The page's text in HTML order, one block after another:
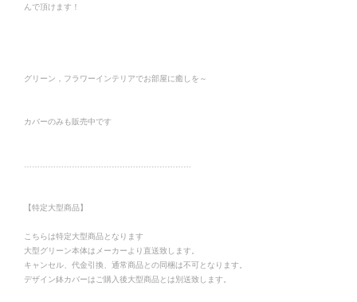
んで頂けます！
グリーン，フラワーインテリアでお部屋に癒しを～
カバーのみも販売中です
【特定大型商品】
こちらは特定大型商品となります
大型グリーン本体はメーカーより直送致します。
キャンセル、代金引換、通常商品との同梱は不可となります。
デザイン鉢カバーはご購入後大型商品とは別送致します。